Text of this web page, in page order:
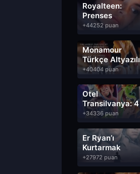
Royalteen:
Prenses
Margrethe izle
+44252 puan
Monamour
Türkçe Altyazılı
izle
+40404 puan
Otel
Transilvanya: 4
Transformanya
izle
+34336 puan
Er Ryan’ı
Kurtarmak
Saving Private
Ryan Türkçe
+27972 puan